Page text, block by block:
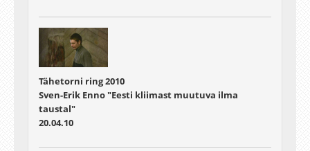
Tähetorni ring 2010
Sven-Erik Enno "Eesti kliimast muutuva ilma
taustal"
20.04.10